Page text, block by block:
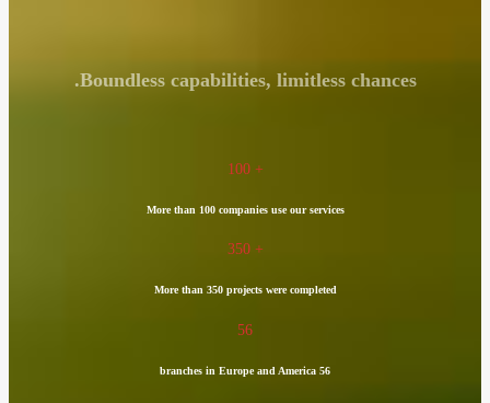
Boundless capabilities, limitless chances.
100 +
More than 100 companies use our services
350 +
More than 350 projects were completed
56
56 branches in Europe and America